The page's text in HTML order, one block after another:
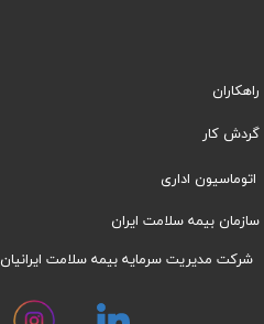
راهکاران
​​گردش کار
اتوماسیون اداری
سازمان بیمه سلامت ایران
شرکت مدیریت سرمایه بیمه سلامت ایرانیان